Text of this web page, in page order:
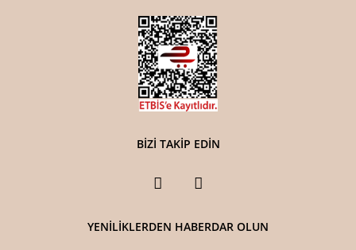
BİZİ TAKİP EDİN
YENİLİKLERDEN HABERDAR OLUN